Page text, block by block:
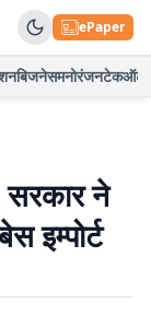
ePaper
बिजनेसमनोरंजनटेकऑटो
सरकार ने
इम्पोर्ट